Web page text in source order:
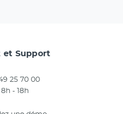
et Support
25 70 00
8h - 18h